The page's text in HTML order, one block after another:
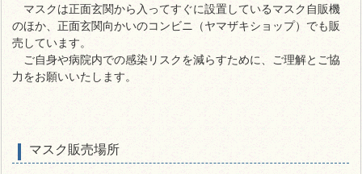
マスクは正面玄関から入ってすぐに設置しているマスク自販機
のほか、正面玄関向かいのコンビニ（ヤマザキショップ）でも販
売しています。
ご自身や病院内での感染リスクを減らすために、ご理解とご協
力をお願いいたします。
マスク販売場所